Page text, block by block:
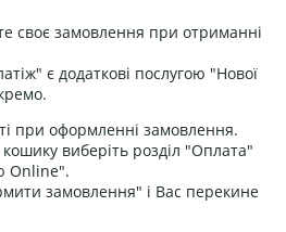
своє замовлення при отриманні
є додаткові послугою "Нової
при оформленні замовлення.
виберіть розділ "Оплата"
Online".
замовлення" і Вас перекине